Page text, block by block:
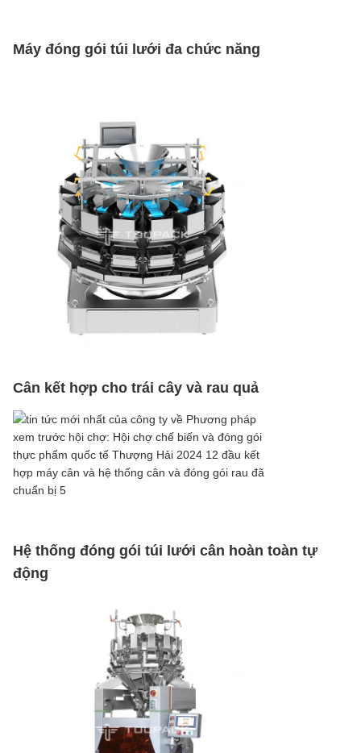
Máy đóng gói túi lưới đa chức năng
Cân kết hợp cho trái cây và rau quả
Hệ thống đóng gói túi lưới cân hoàn toàn tự
động